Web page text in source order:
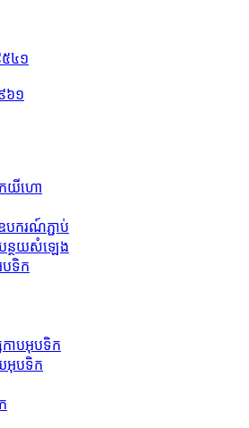
៤១
៦១
យីហោ
បករណ៍ភ្ជាប់
ន្ថយសំឡេង
បទិក
ែកាបអុបទិក
អុបទិក